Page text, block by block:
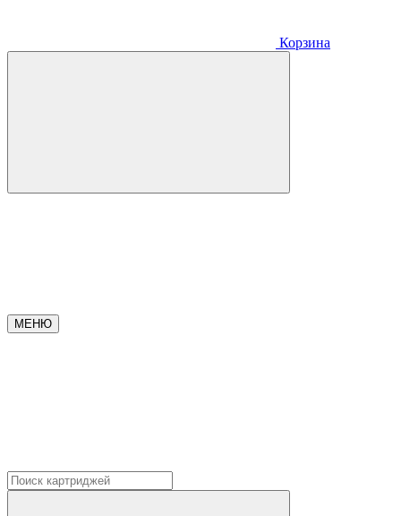
Корзина
МЕНЮ